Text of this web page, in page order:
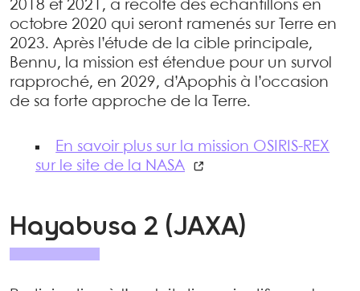
2018 et 2021, a récolté des échantillons en
octobre 2020 qui seront ramenés sur Terre en
2023. Après l’étude de la cible principale,
Bennu, la mission est étendue pour un survol
rapproché, en 2029, d’Apophis à l’occasion
de sa forte approche de la Terre.
En savoir plus sur la mission OSIRIS-REX
sur le site de la NASA
Hayabusa 2 (JAXA)